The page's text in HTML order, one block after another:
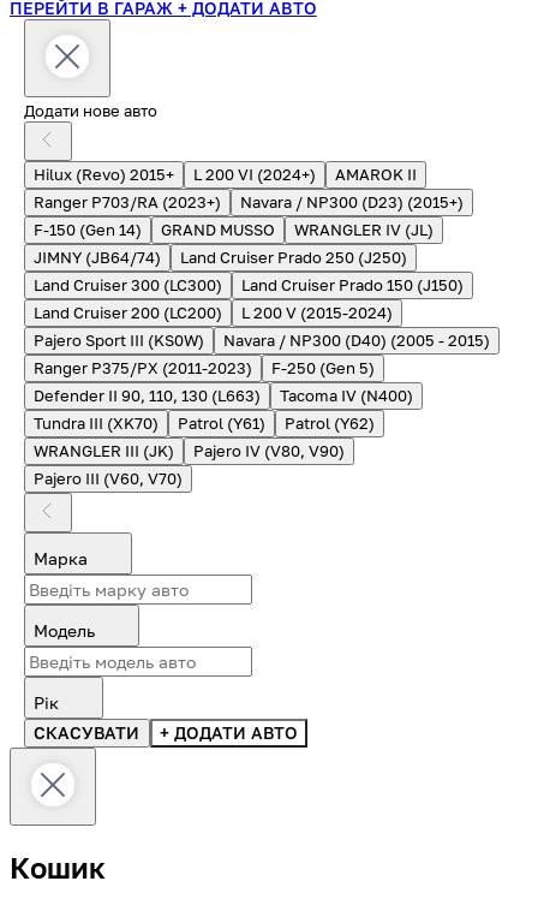
ПЕРЕЙТИ В ГАРАЖ + ДОДАТИ АВТО
Додати нове авто
Hilux (Revo) 2015+ L 200 VI (2024+)
AMAROK II
Ranger P703/RA (2023+)
Navara / NP300 (D23) (2015+)
F-150 (Gen 14)
GRAND MUSSO
WRANGLER IV (JL)
JIMNY (JB64/74)
Land Cruiser Prado 250 (J250)
Land Cruiser 300 (LC300)
Land Cruiser Prado 150 (J150)
Land Cruiser 200 (LC200)
L 200 V (2015-2024)
Pajero Sport III (KS0W)
Navara / NP300 (D40) (2005 - 2015)
Ranger P375/PX (2011-2023)
F-250 (Gen 5)
Defender II 90, 110, 130 (L663)
Tacoma IV (N400)
Tundra III (XK70)
Patrol (Y61)
Patrol (Y62)
WRANGLER III (JK)
Pajero IV (V80, V90)
Pajero III (V60, V70)
Марка
Модель
Рік
СКАСУВАТИ
+ ДОДАТИ АВТО
Кошик